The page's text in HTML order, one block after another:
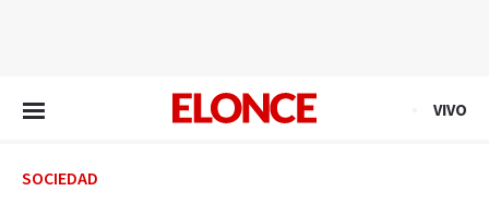
VIVO
SOCIEDAD